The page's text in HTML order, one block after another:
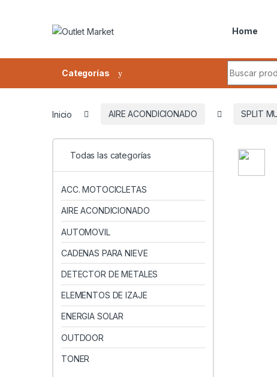
Home
Categorías
Inicio AIRE ACONDICIONADO SPLIT
Todas las categorías
ACC. MOTOCICLETAS
AIRE ACONDICIONADO
AUTOMOVIL
CADENAS PARA NIEVE
DETECTOR DE METALES
ELEMENTOS DE IZAJE
ENERGIA SOLAR
OUTDOOR
TONER